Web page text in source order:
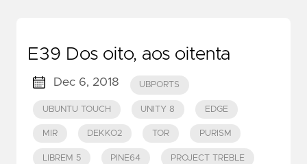
E39 Dos oito, aos oitenta
Dec 6, 2018 UBPORTS
UBUNTU TOUCH UNITY 8 EDGE
MIR DEKKO2 TOR PURISM
LIBREM 5 PINE64 PROJECT TREBLE